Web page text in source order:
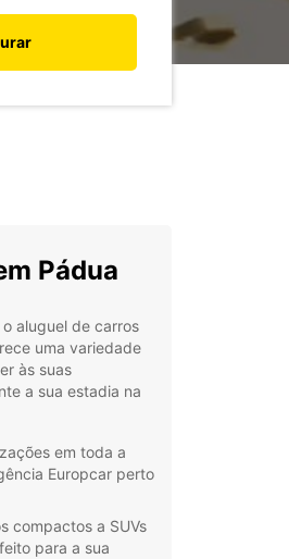
Pádua
aluguel de carros
uma variedade
às suas
a sua estadia na
em toda a
Europcar perto
compactos a SUVs
para a sua